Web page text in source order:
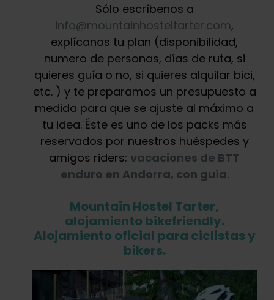
Sólo escríbenos a
info@mountainhosteltarter.com,
explícanos tu plan (disponibilidad,
numero de personas, días de ruta, si
quieres guía o no, si quieres alquilar bici,
etc. ) y te preparamos un presupuesto a
medida para que se ajuste al máximo a
tu idea. Éste es uno de los packs más
reservados por nuestros huéspedes y
amigos riders: vacaciones de BTT
enduro en Andorra, con guía.
Mountain Hostel Tarter,
alojamiento bikefriendly.
Alojamiento oficial para ciclistas y
bikers.